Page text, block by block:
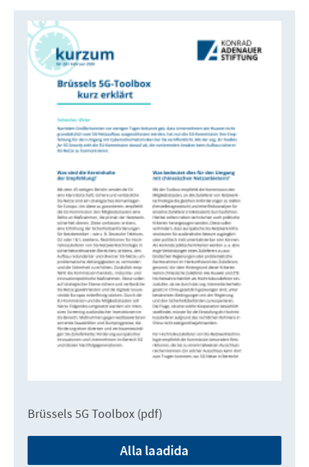
Brüssels 5G Toolbox (pdf)
Alla laadida